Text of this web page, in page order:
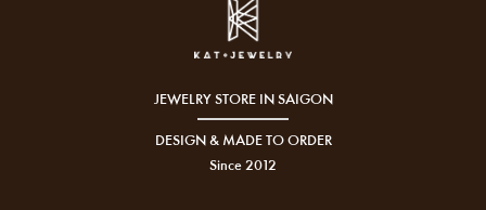
JEWELRY STORE IN SAIGON
DESIGN & MADE TO ORDER
Since 2012